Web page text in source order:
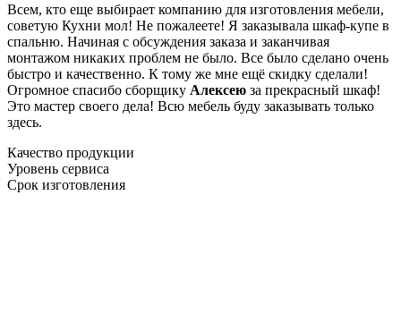
Всем, кто еще выбирает компанию для изготовления мебели,
советую Кухни мол! Не пожалеете! Я заказывала шкаф-купе в
спальню. Начиная с обсуждения заказа и заканчивая
монтажом никаких проблем не было. Все было сделано очень
быстро и качественно. К тому же мне ещё скидку сделали!
Огромное спасибо сборщику Алексею за прекрасный шкаф!
Это мастер своего дела! Всю мебель буду заказывать только
здесь.
Качество продукции
Уровень сервиса
Срок изготовления